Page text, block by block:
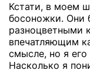
Кстати, в моем
босоножки. Они
разноцветными
впечатляющим
смысле, но я его
Насколько я